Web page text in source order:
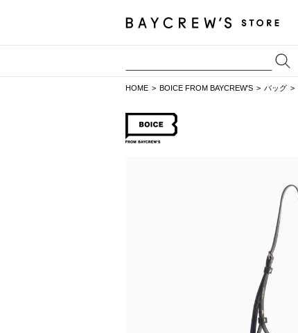
HOME BOICE FROM BAYCREW'S バッグ